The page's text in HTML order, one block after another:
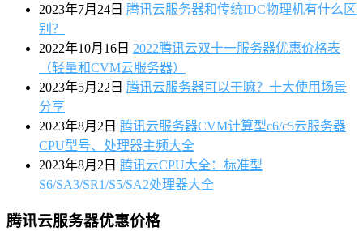
2023年7月24日 腾讯云服务器和传统IDC物理机有什么区
别？
2022年10月16日 2022腾讯云双十一服务器优惠价格表
（轻量和CVM云服务器）
2023年5月22日 腾讯云服务器可以干嘛？十大使用场景
分享
2023年8月2日 腾讯云服务器CVM计算型c6/c5云服务器
CPU型号、处理器主频大全
2023年8月2日 腾讯云CPU大全：标准型
S6/SA3/SR1/S5/SA2处理器大全
腾讯云服务器优惠价格